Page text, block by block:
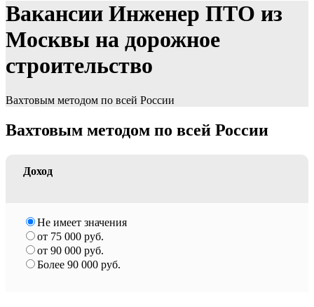
Вакансии Инженер ПТО из
Москвы на дорожное
строительство
Вахтовым методом по всей России
Вахтовым методом по всей России
Доход
Не имеет значения
от 75 000 руб.
от 90 000 руб.
Более 90 000 руб.